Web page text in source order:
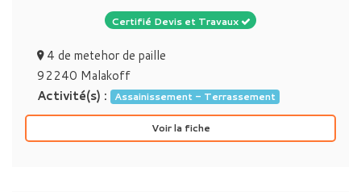
Certifié Devis et Travaux
4 de metehor de paille
92240 Malakoff
Activité(s) :
Assainissement - Terrassement
Voir la fiche